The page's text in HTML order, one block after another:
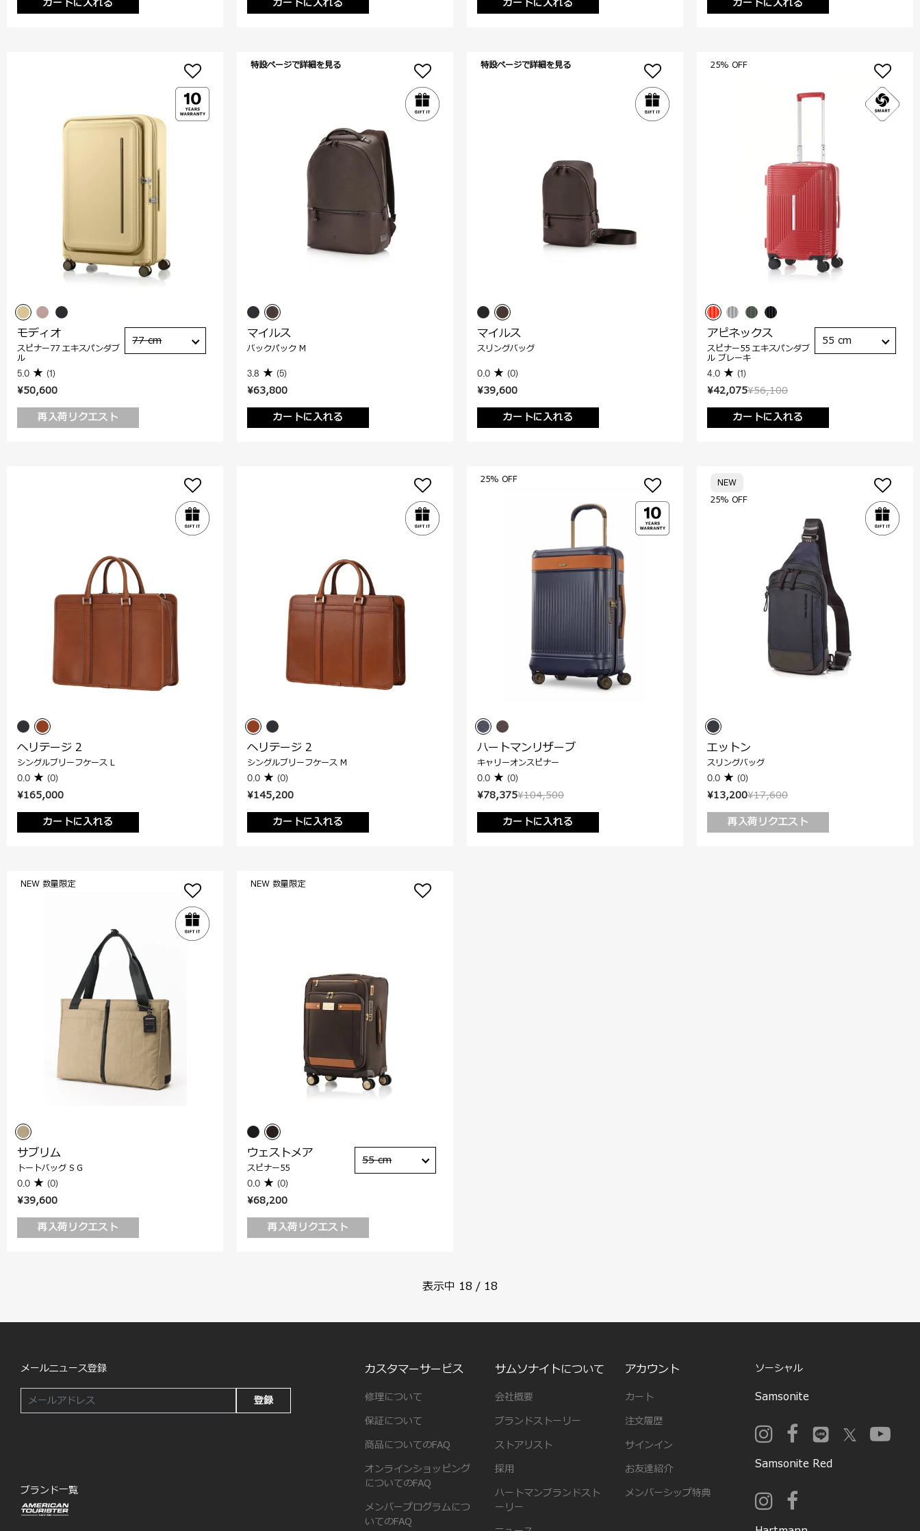
¥50,600
再入荷リクエスト
モディオ
スピナー77 エキスパンダブ
ル
5.0 (1)
77 cm
¥63,800
カートに入れる
特設ページで詳細を見る
マイルス
バックパック M
3.8 (5)
¥39,600
カートに入れる
特設ページで詳細を見る
マイルス
スリングバッグ
0.0 (0)
¥56,100
¥42,075
カートに入れる
25% OFF
アピネックス
スピナー55 エキスパンダブ
ル ブレーキ
4.0 (1)
55 cm
¥165,000
カートに入れる
ヘリテージ 2
シングルブリーフケース L
0.0 (0)
¥145,200
カートに入れる
ヘリテージ 2
シングルブリーフケース M
0.0 (0)
¥104,500
¥78,375
カートに入れる
25% OFF
ハートマンリザーブ
キャリーオンスピナー
0.0 (0)
¥17,600
¥13,200
再入荷リクエスト
25% OFF
NEW
エットン
スリングバッグ
0.0 (0)
¥39,600
再入荷リクエスト
NEW 数量限定
サブリム
トートバッグ S G
0.0 (0)
¥68,200
再入荷リクエスト
NEW 数量限定
ウェストメア
スピナー55
0.0 (0)
55 cm
表示中 18 / 18
メールニュース登録
登録
ブランド一覧
カスタマーサービス
修理について
保証について
商品についてのFAQ
オンラインショッピング
についてのFAQ
メンバープログラムにつ
いてのFAQ
サムソナイトについて
会社概要
ブランドストーリー
ストアリスト
採用
ハートマンブランドスト
ーリー
アカウント
カート
注文履歴
サインイン
お友達紹介
メンバーシップ特典
ソーシャル
Samsonite
Samsonite Red